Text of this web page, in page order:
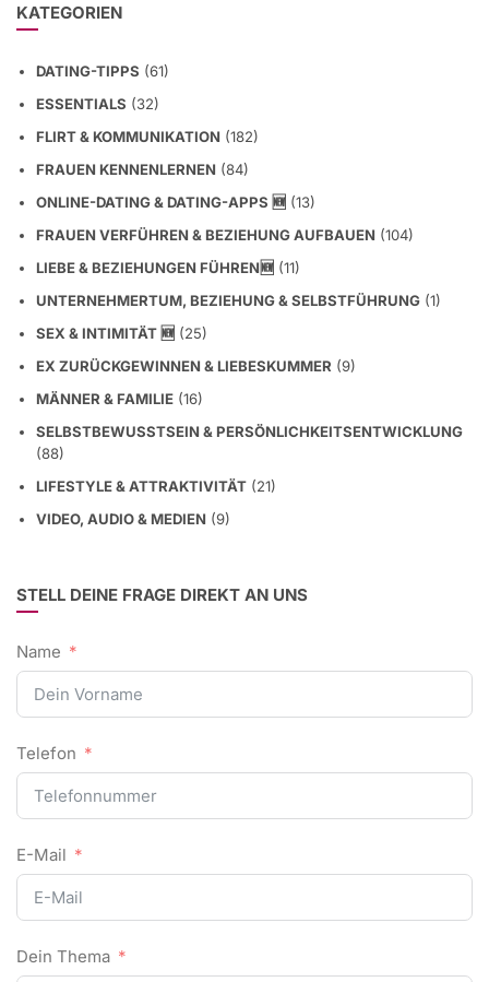
KATEGORIEN
DATING-TIPPS (61)
ESSENTIALS (32)
FLIRT & KOMMUNIKATION (182)
FRAUEN KENNENLERNEN (84)
ONLINE-DATING & DATING-APPS 🆕 (13)
FRAUEN VERFÜHREN & BEZIEHUNG AUFBAUEN (104)
LIEBE & BEZIEHUNGEN FÜHREN🆕 (11)
UNTERNEHMERTUM, BEZIEHUNG & SELBSTFÜHRUNG (1)
SEX & INTIMITÄT 🆕 (25)
EX ZURÜCKGEWINNEN & LIEBESKUMMER (9)
MÄNNER & FAMILIE (16)
SELBSTBEWUSSTSEIN & PERSÖNLICHKEITSENTWICKLUNG
(88)
LIFESTYLE & ATTRAKTIVITÄT (21)
VIDEO, AUDIO & MEDIEN (9)
STELL DEINE FRAGE DIREKT AN UNS
Name
Telefon
E-Mail
Dein Thema